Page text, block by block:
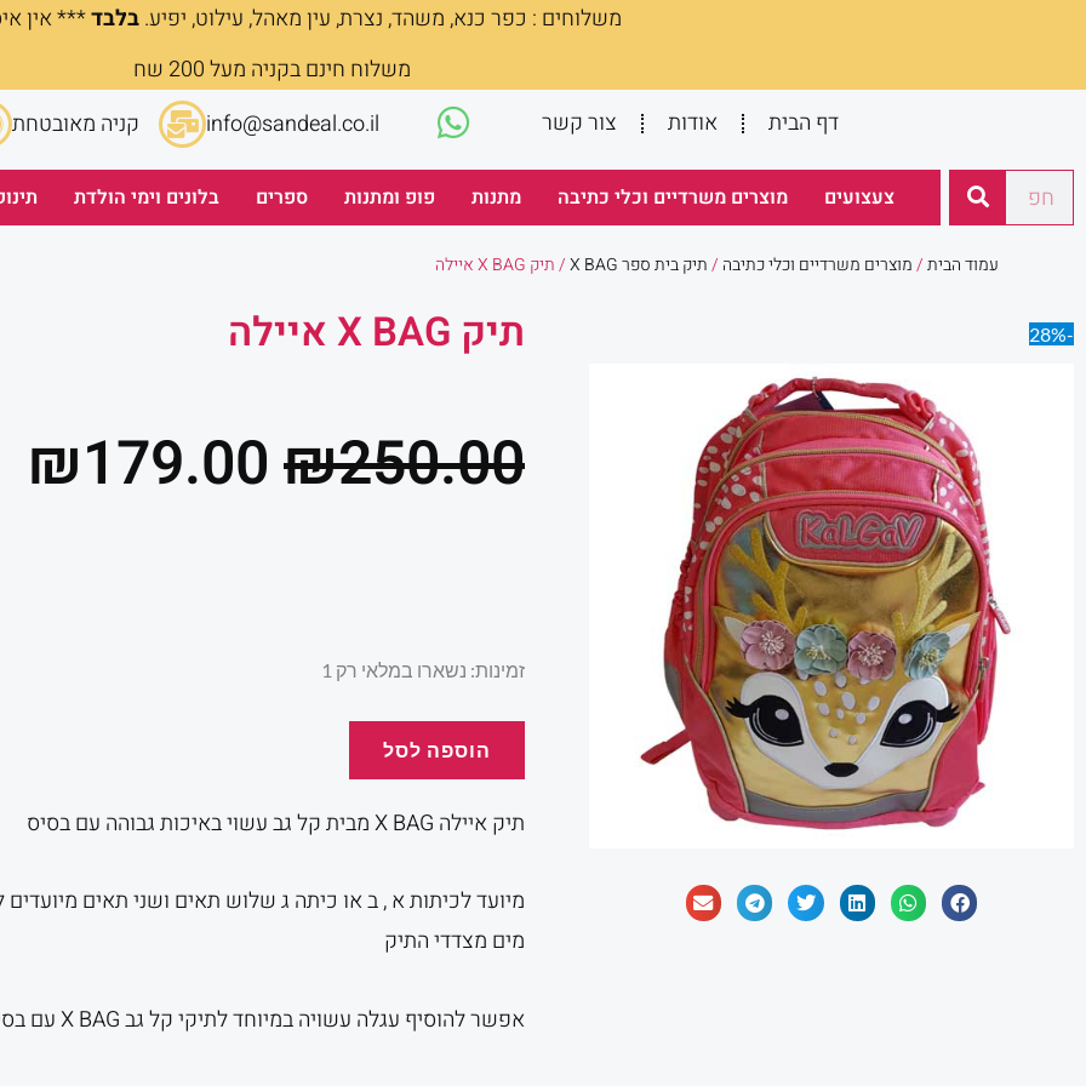
משלוחים : כפר כנא, משהד, נצרת, עין מאהל, עילוט, יפיע.בלבד*** אין
משלוח חינם בקניה מעל 200 שח
דף הבית
אודות צור קשר info@sandeal.co.il קניה מאובטחת
חיפוש צעצועים מוצרים משרדיים וכלי כתיבה מתנות פופ ומתנות ספרים בלונים וימי הולדת
עמוד הבית/מוצרים משרדיים וכלי כתיבה /תיק בית ספר X BAG / תיק X BAG איילה
-28% תיק X BAG איילה
₪250.00
המחיר
₪250.00.
₪179.00
זמינות: נשארו במלאי רק 1
כמות
הוספה לסל
תיק איילה X BAG מבית קל גב עשוי באיכות גבוהה עם בסיס
מיועד לכיתות א , ב או כיתה ג שלוש תאים ושני תאים מיועדים
מים מצדדי התיק
אפשר להוסיף עגלה עשויה במיוחד לתיקי קל גב X BAG עם בסיס ולגרור